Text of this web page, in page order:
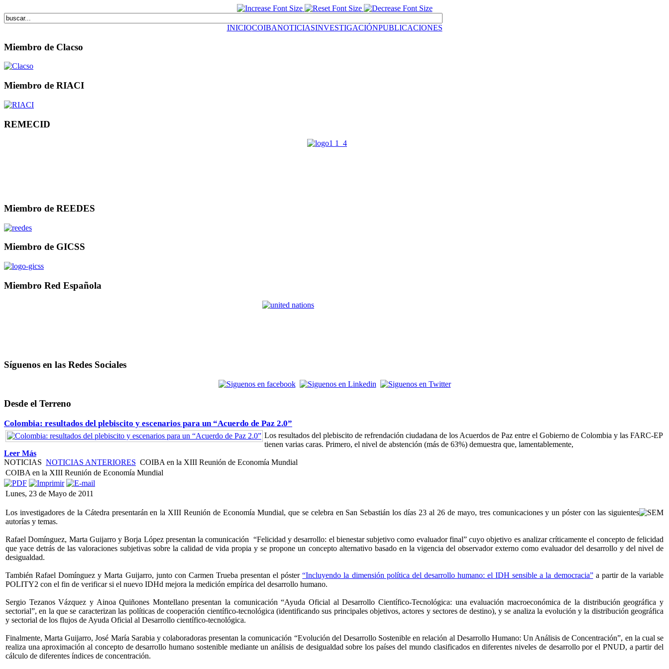
INICIOCOIBANOTICIASINVESTIGACIÓNPUBLICACIONES
Miembro de Clacso
Miembro de RIACI
REMECID
Miembro de REEDES
Miembro de GICSS
Miembro Red Española
Síguenos en las Redes Sociales
Desde el Terreno
Colombia: resultados del plebiscito y escenarios para un “Acuerdo de Paz 2.0”
Los resultados del plebiscito de refrendación ciudadana de los Acuerdos de Paz entre el Gobierno de Colombia y las FARC-EP
tienen varias caras. Primero, el nivel de abstención (más de 63%) demuestra que, lamentablemente,
Leer Más
NOTICIAS NOTICIAS ANTERIORES COIBA en la XIII Reunión de Economía Mundial
COIBA en la XIII Reunión de Economía Mundial
Lunes, 23 de Mayo de 2011
Los investigadores de la Cátedra presentarán en la XIII Reunión de Economía Mundial, que se celebra en San Sebastián los días 23 al 26 de mayo, tres comunicaciones y un póster con las siguientes
autorías y temas.
Rafael Domínguez, Marta Guijarro y Borja López presentan la comunicación “Felicidad y desarrollo: el bienestar subjetivo como evaluador final” cuyo objetivo es analizar críticamente el concepto de felicidad
que yace detrás de las valoraciones subjetivas sobre la calidad de vida propia y se propone un concepto alternativo basado en la vigencia del observador externo como evaluador del desarrollo y del nivel de
desigualdad.
También Rafael Domínguez y Marta Guijarro, junto con Carmen Trueba presentan el póster“Incluyendo la dimensión política del desarrollo humano: el IDH sensible a la democracia”a partir de la variable
POLITY2 con el fin de verificar si el nuevo IDHd mejora la medición empírica del desarrollo humano.
Sergio Tezanos Vázquez y Ainoa Quiñones Montellano presentan la comunicación “Ayuda Oficial al Desarrollo Científico-Tecnológica: una evaluación macroeconómica de la distribución geográfica y
sectorial”, en la que se caracterizan las políticas de cooperación científico-tecnológica (identificando sus principales objetivos, actores y sectores de destino), y se analiza la evolución y la distribución geográfica
y sectorial de los flujos de Ayuda Oficial al Desarrollo científico-tecnológica.
Finalmente, Marta Guijarro, José María Sarabia y colaboradoras presentan la comunicación “Evolución del Desarrollo Sostenible en relación al Desarrollo Humano: Un Análisis de Concentración”, en la cual se
realiza una aproximación al concepto de desarrollo humano sostenible mediante un análisis de desigualdad sobre los países del mundo clasificados en diferentes niveles de desarrollo por el PNUD, a partir del
cálculo de diferentes índices de concentración.